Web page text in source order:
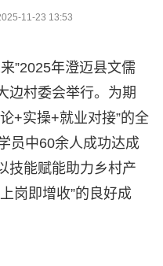
11-23 13:53
”2025年澄迈县文儒
边村委会举行。为期
+实操+就业对接”的全
员中60余人成功达成
技能赋能助力乡村产
岗即增收”的良好成